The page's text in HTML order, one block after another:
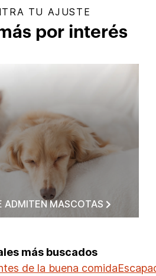
TU AJUSTE
por interés
ADMITEN MASCOTAS
más buscados
de la buena comida